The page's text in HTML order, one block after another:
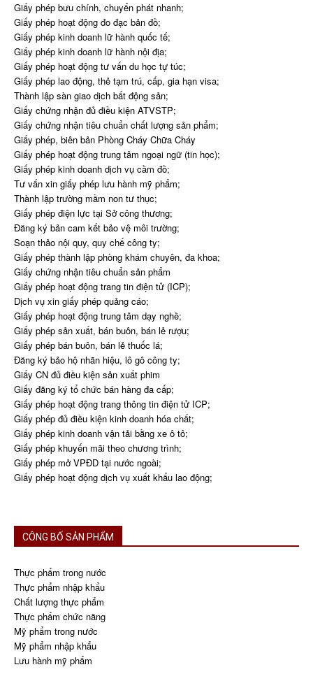
Giấy phép bưu chính, chuyển phát nhanh;
Giấy phép hoạt động đo đạc bản đồ;
Giấy phép kinh doanh lữ hành quốc tế;
Giấy phép kinh doanh lữ hành nội địa;
Giấy phép hoạt động tư vấn du học tự túc;
Giấy phép lao động, thẻ tạm trú, cấp, gia hạn visa;
Thành lập sàn giao dịch bất động sản;
Giấy chứng nhận đủ điều kiện ATVSTP;
Giấy chứng nhận tiêu chuẩn chất lượng sản phẩm;
Giấy phép, biên bản Phòng Cháy Chữa Cháy
Giấy phép hoạt động trung tâm ngoại ngữ (tin học);
Giấy phép kinh doanh dịch vụ cầm đồ;
Tư vấn xin giấy phép lưu hành mỹ phẩm;
Thành lập trường mầm non tư thục;
Giấy phép điện lực tại Sở công thương;
Đăng ký bản cam kết bảo vệ môi trường;
Soạn thảo nội quy, quy chế công ty;
Giấy phép thành lập phòng khám chuyên, đa khoa;
Giấy chứng nhận tiêu chuẩn sản phẩm
Giấy phép hoạt động trang tin điện tử (ICP);
Dịch vụ xin giấy phép quảng cáo;
Giấy phép hoạt động trung tâm dạy nghề;
Giấy phép sản xuất, bán buôn, bán lẻ rượu;
Giấy phép bán buôn, bán lẻ thuốc lá;
Đăng ký bảo hộ nhãn hiệu, lô gô công ty;
Giấy CN đủ điều kiện sản xuất phim
Giấy đăng ký tổ chức bán hàng đa cấp;
Giấy phép hoạt động trang thông tin điện tử ICP;
Giấy phép đủ điều kiện kinh doanh hóa chất;
Giấy phép kinh doanh vận tải bằng xe ô tô;
Giấy phép khuyến mãi theo chương trình;
Giấy phép mở VPĐD tại nước ngoài;
Giấy phép hoạt động dịch vụ xuất khẩu lao động;
CÔNG BỐ SẢN PHẨM
Thực phẩm trong nước
Thực phẩm nhập khẩu
Chất lượng thực phẩm
Thực phẩm chức năng
Mỹ phẩm trong nước
Mỹ phẩm nhập khẩu
Lưu hành mỹ phẩm